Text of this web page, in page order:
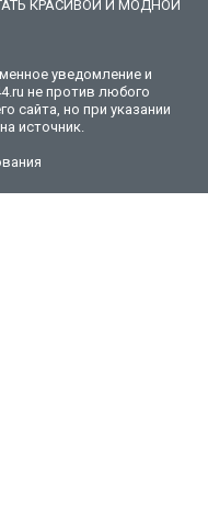
КРАСИВОЙ И МОДНОЙ
уведомление и
не против любого
сайта, но при указании
источник.